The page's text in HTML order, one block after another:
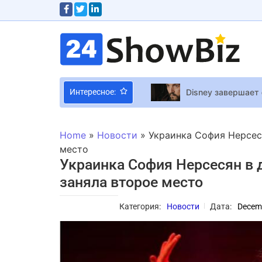
Интересное:
Disney
В США карточный
«Сердцебиение
Евгения Власова
Что мать, что
В центре сюжета
Home » Новости » Украинка София
место
Украинка София Нерсесян в
заняла второе место
Категория: Новости Дата: